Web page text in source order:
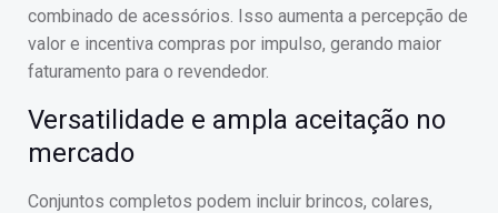
combinado de acessórios. Isso aumenta a percepção de
valor e incentiva compras por impulso, gerando maior
faturamento para o revendedor.
Versatilidade e ampla aceitação no
mercado
Conjuntos completos podem incluir brincos, colares,